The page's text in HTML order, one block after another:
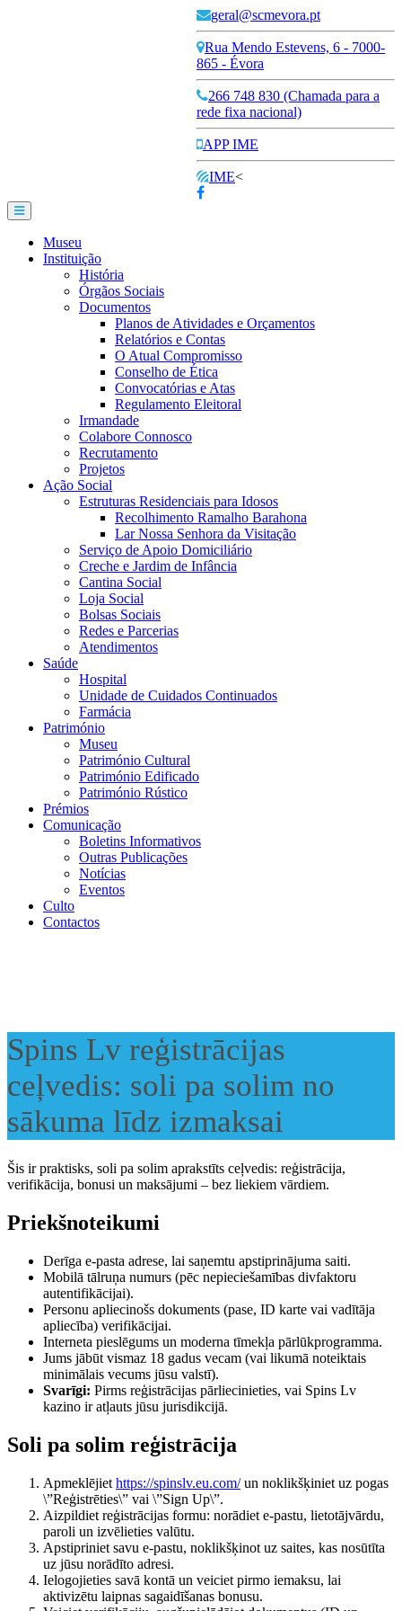
geral@scmevora.pt
Rua Mendo Estevens, 6 - 7000-
865 - Évora
266 748 830 (Chamada para a
rede fixa nacional)
APP IME
IME<
Museu
Instituição
História
Órgãos Sociais
Documentos
Planos de Atividades e Orçamentos
Relatórios e Contas
O Atual Compromisso
Conselho de Ética
Convocatórias e Atas
Regulamento Eleitoral
Irmandade
Colabore Connosco
Recrutamento
Projetos
Ação Social
Estruturas Residenciais para Idosos
Recolhimento Ramalho Barahona
Lar Nossa Senhora da Visitação
Serviço de Apoio Domiciliário
Creche e Jardim de Infância
Cantina Social
Loja Social
Bolsas Sociais
Redes e Parcerias
Atendimentos
Saúde
Hospital
Unidade de Cuidados Continuados
Farmácia
Património
Museu
Património Cultural
Património Edificado
Património Rústico
Prémios
Comunicação
Boletins Informativos
Outras Publicações
Notícias
Eventos
Culto
Contactos
Spins Lv reģistrācijas
ceļvedis: soli pa solim no
sākuma līdz izmaksai
Šis ir praktisks, soli pa solim aprakstīts ceļvedis: reģistrācija,
verifikācija, bonusi un maksājumi – bez liekiem vārdiem.
Priekšnoteikumi
Derīga e-pasta adrese, lai saņemtu apstiprinājuma saiti.
Mobilā tālruņa numurs (pēc nepieciešamības divfaktoru
autentifikācijai).
Personu apliecinošs dokuments (pase, ID karte vai vadītāja
apliecība) verifikācijai.
Interneta pieslēgums un moderna tīmekļa pārlūkprogramma.
Jums jābūt vismaz 18 gadus vecam (vai likumā noteiktais
minimālais vecums jūsu valstī).
Svarīgi: Pirms reģistrācijas pārliecinieties, vai Spins Lv
kazino ir atļauts jūsu jurisdikcijā.
Soli pa solim reģistrācija
Apmeklējiet https://spinslv.eu.com/un noklikšķiniet uz pogas
\”Reģistrēties\” vai \”Sign Up\”.
Aizpildiet reģistrācijas formu: norādiet e-pastu, lietotājvārdu,
paroli un izvēlieties valūtu.
Apstipriniet savu e-pastu, noklikšķinot uz saites, kas nosūtīta
uz jūsu norādīto adresi.
Ielogojieties savā kontā un veiciet pirmo iemaksu, lai
aktivizētu laipnas sagaidīšanas bonusu.